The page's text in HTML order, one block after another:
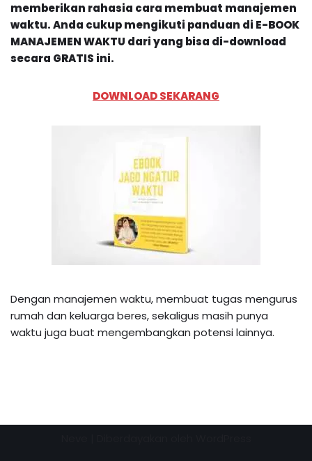
memberikan rahasia cara membuat manajemen
waktu. Anda cukup mengikuti panduan di E-BOOK
MANAJEMEN WAKTU dari yang bisa di-download
secara GRATIS ini.
DOWNLOAD SEKARANG
Dengan manajemen waktu, membuat tugas mengurus
rumah dan keluarga beres, sekaligus masih punya
waktu juga buat mengembangkan potensi lainnya.